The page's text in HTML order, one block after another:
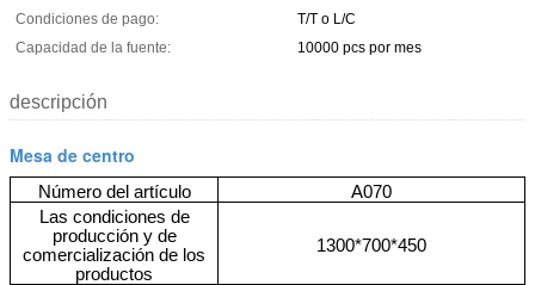
Condiciones de pago:
T/T o L/C
Capacidad de la fuente:
10000 pcs por mes
descripción
Mesa de centro
Número del artículo
A070
Las condiciones de
producción y de
comercialización de los
productos
1300*700*450